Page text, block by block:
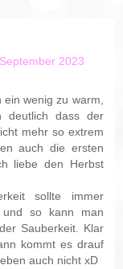
2023
wenig zu warm,
deutlich dass der
mehr so extrem
auch die ersten
liebe den Herbst
sollte immer
und so kann man
Sauberkeit. Klar
kommt es drauf
auch nicht xD